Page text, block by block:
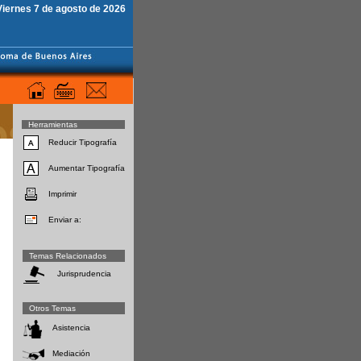
7 de agosto de 2026
Herramientas
Reducir Tipografía
Aumentar Tipografía
Imprimir
Enviar a:
Temas Relacionados
Jurisprudencia
Otros Temas
Asistencia
Mediación